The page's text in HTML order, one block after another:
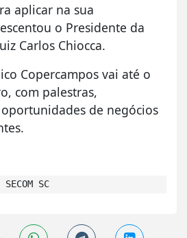
aplicar na sua
o Presidente da
Carlos Chiocca.
Copercampos vai até o
com palestras,
de negócios
SECOM SC